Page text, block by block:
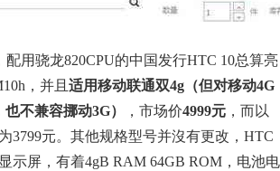
用骁龙820CPU的中国发行HTC 10总算亮
，并且 适用移动联通双4g（但对移动4G
不兼容挪动3G）
，市场价4999元 ，而以
3799元。其他规格型号并沒有更改，HTC
示屏，有着4gB RAM 64GB ROM，电池电